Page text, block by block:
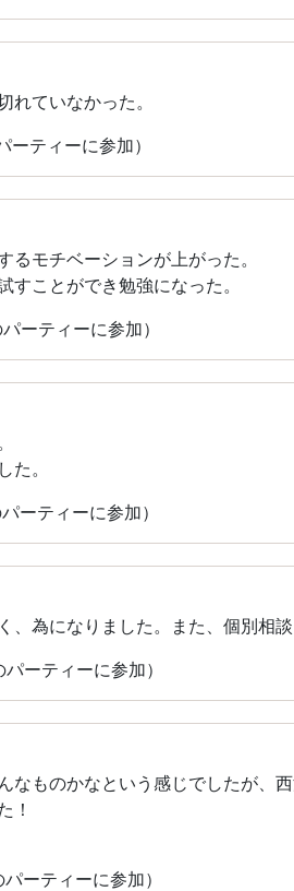
ていなかった。
ティーに参加）
モチベーションが上がった。
ことができ勉強になった。
ーティーに参加）
た。
ーティーに参加）
為になりました。また、個別相談
ーティーに参加）
なものかなという感じでしたが、
！
ーティーに参加）